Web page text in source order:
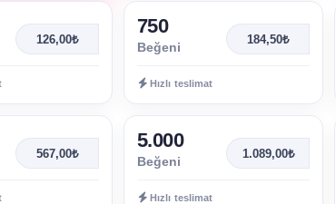
126,00₺
750
Beğeni
184,50₺
Hızlı teslimat
567,00₺
5.000
Beğeni
1.089,00₺
Hızlı teslimat